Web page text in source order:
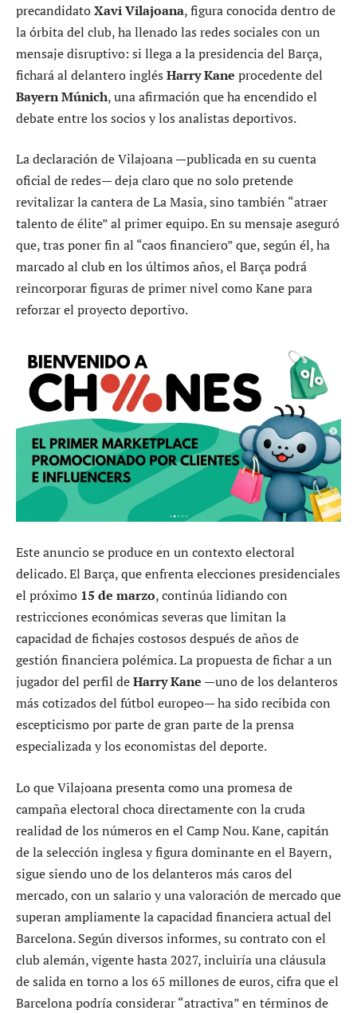
precandidatoXavi Vilajoana, figura conocida dentro de
la órbita del club, ha llenado las redes sociales con un
mensaje disruptivo: si llega a la presidencia del Barça,
fichará al delantero inglés Harry Kane procedente del
Bayern Múnich, una afirmación que ha encendido el
debate entre los socios y los analistas deportivos.
La declaración de Vilajoana —publicada en su cuenta
oficial de redes— deja claro que no solo pretende
revitalizar la cantera de La Masia, sino también “atraer
talento de élite” al primer equipo. En su mensaje aseguró
que, tras poner fin al “caos financiero” que, según él, ha
marcado al club en los últimos años, el Barça podrá
reincorporar figuras de primer nivel como Kane para
reforzar el proyecto deportivo.
Este anuncio se produce en un contexto electoral
delicado. El Barça, que enfrenta elecciones presidenciales
el próximo 15 de marzo, continúa lidiando con
restricciones económicas severas que limitan la
capacidad de fichajes costosos después de años de
gestión financiera polémica. La propuesta de fichar a un
jugador del perfil deHarry Kane —uno de los delanteros
más cotizados del fútbol europeo— ha sido recibida con
escepticismo por parte de gran parte de la prensa
especializada y los economistas del deporte.
Lo que Vilajoana presenta como una promesa de
campaña electoral choca directamente con la cruda
realidad de los números en el Camp Nou. Kane, capitán
de la selección inglesa y figura dominante en el Bayern,
sigue siendo uno de los delanteros más caros del
mercado, con un salario y una valoración de mercado que
superan ampliamente la capacidad financiera actual del
Barcelona. Según diversos informes, su contrato con el
club alemán, vigente hasta 2027, incluiría una cláusula
de salida en torno a los 65 millones de euros, cifra que el
Barcelona podría considerar “atractiva” en términos de